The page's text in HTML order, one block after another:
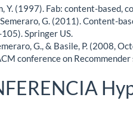
Y. (1997). Fab: content-
Semeraro, G. (2011). Content-
Springer US.
G., & Basile, P. (2008,
conference on